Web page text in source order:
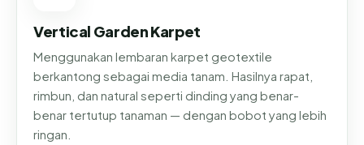
Vertical Garden Karpet
Menggunakan lembaran karpet geotextile
berkantong sebagai media tanam. Hasilnya rapat,
rimbun, dan natural seperti dinding yang benar-
benar tertutup tanaman — dengan bobot yang lebih
ringan.